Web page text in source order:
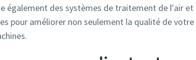
également des systèmes de traitement de l'air
pour améliorer non seulement la qualité de